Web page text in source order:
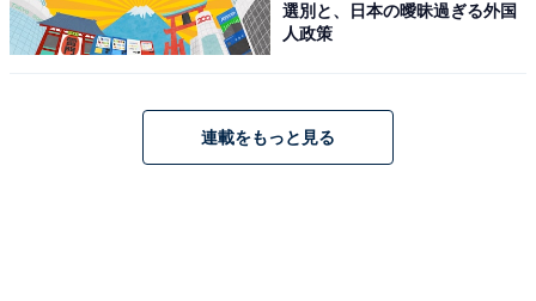
選別と、日本の曖昧過ぎる外国
人政策
連載をもっと見る